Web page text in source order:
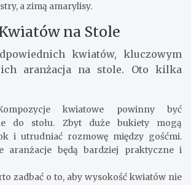
a zimą amarylisy.
na Stole
kwiatów, kluczowym
aranżacja na stole. Oto kilka
kwiatowe powinny być
do stołu. Zbyt duże bukiety mogą
i utrudniać rozmowę między gośćmi.
aranżacje będą bardziej praktyczne i
zadbać o to, aby wysokość kwiatów nie